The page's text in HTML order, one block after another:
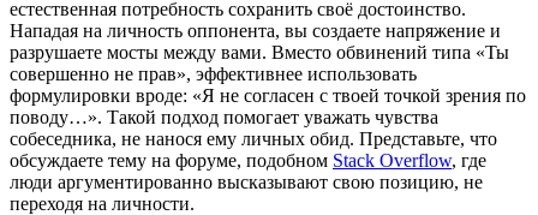
естественная потребность сохранить своё достоинство.
Нападая на личность оппонента, вы создаете напряжение и
разрушаете мосты между вами. Вместо обвинений типа «Ты
совершенно не прав», эффективнее использовать
формулировки вроде: «Я не согласен с твоей точкой зрения по
поводу…». Такой подход помогает уважать чувства
собеседника, не нанося ему личных обид. Представьте, что
обсуждаете тему на форуме, подобном Stack Overflow, где
люди аргументированно высказывают свою позицию, не
переходя на личности.